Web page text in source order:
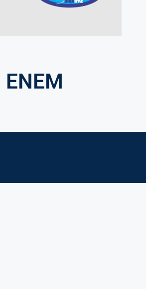
ENEM